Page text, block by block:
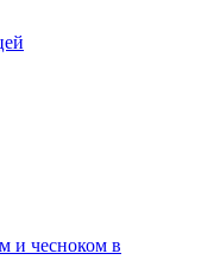
и чесноком в